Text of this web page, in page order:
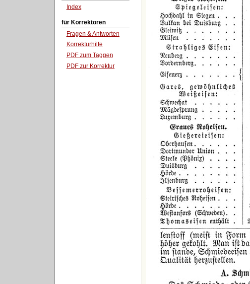
Index
für Korrektoren
Fragen & Antworten
Korrekturhilfe
PDF zum Taggen
PDF zur Korrektur